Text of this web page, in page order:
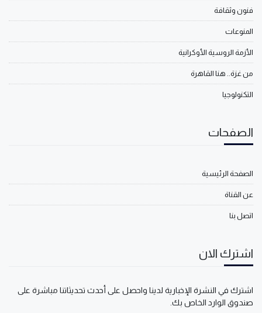
فنون وثقافة
المنوعات
الأزمة الروسية الأوكرانية
من غزة.. هنا القاهرة
التكنولوجيا
الصفحات
الصفحة الرئيسية
عن القناة
اتصل بنا
اشترك الان
اشترك في النشرة الإخبارية لدينا واحصل على أحدث تحديثاتنا مباشرة على
صندوق الوارد الخاص بك.